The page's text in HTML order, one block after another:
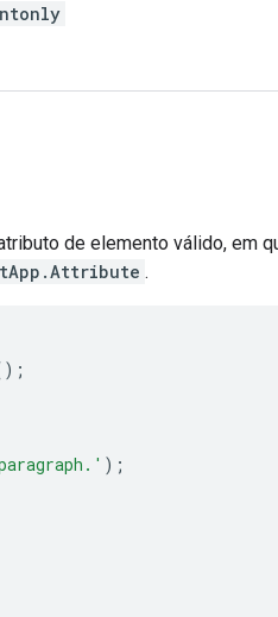
de elemento válido, em
.
);